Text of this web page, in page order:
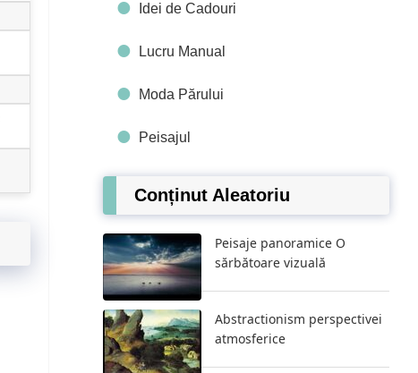
Idei de Cadouri
Lucru Manual
Moda Părului
Peisajul
Conținut Aleatoriu
Peisaje panoramice O
sărbătoare vizuală
Abstractionism perspectivei
atmosferice